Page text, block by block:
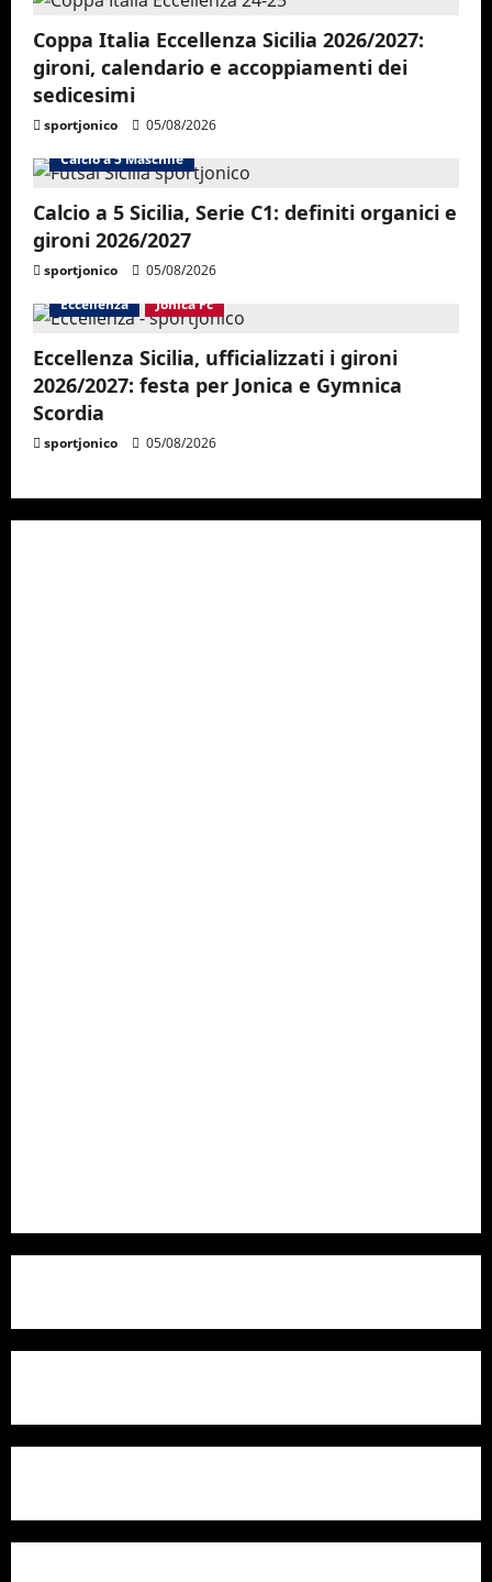
Coppa Italia Eccellenza Sicilia 2026/2027:
gironi, calendario e accoppiamenti dei
sedicesimi
sportjonico
05/08/2026
Calcio a 5 Maschile
Calcio a 5 Sicilia, Serie C1: definiti organici e
gironi 2026/2027
sportjonico
05/08/2026
Eccellenza
Jonica Fc
Eccellenza Sicilia, ufficializzati i gironi
2026/2027: festa per Jonica e Gymnica
Scordia
sportjonico 05/08/2026